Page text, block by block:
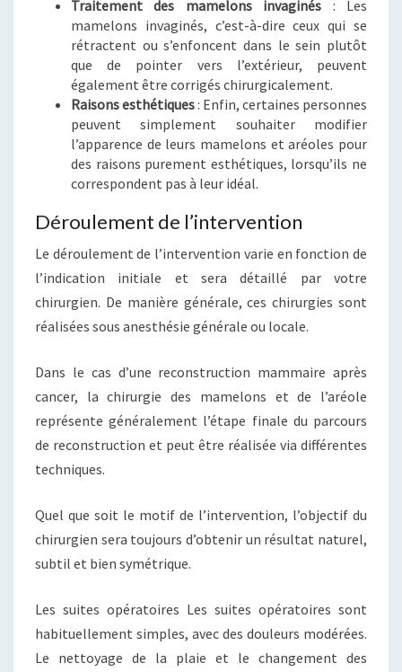
Traitement des mamelons invaginés : Les
mamelons invaginés, c’est-à-dire ceux qui se
rétractent ou s’enfoncent dans le sein plutôt
que de pointer vers l’extérieur, peuvent
également être corrigés chirurgicalement.
Raisons esthétiques: Enfin, certaines personnes
peuvent simplement souhaiter modifier
l’apparence de leurs mamelons et aréoles pour
des raisons purement esthétiques, lorsqu’ils ne
correspondent pas à leur idéal.
Déroulement de l’intervention
Le déroulement de l’intervention varie en fonction de
l’indication initiale et sera détaillé par votre
chirurgien. De manière générale, ces chirurgies sont
réalisées sous anesthésie générale ou locale.
Dans le cas d’une reconstruction mammaire après
cancer, la chirurgie des mamelons et de l’aréole
représente généralement l’étape finale du parcours
de reconstruction et peut être réalisée via différentes
techniques.
Quel que soit le motif de l’intervention, l’objectif du
chirurgien sera toujours d’obtenir un résultat naturel,
subtil et bien symétrique.
Les suites opératoires Les suites opératoires sont
habituellement simples, avec des douleurs modérées.
Le nettoyage de la plaie et le changement des